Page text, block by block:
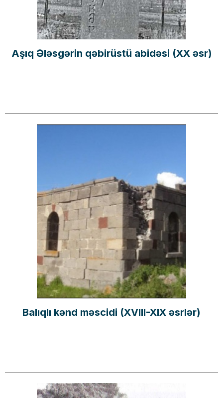
Aşıq Ələsgərin qəbirüstü abidəsi (XX əsr)
Balıqlı kənd məscidi (XVIII-XIX əsrlər)